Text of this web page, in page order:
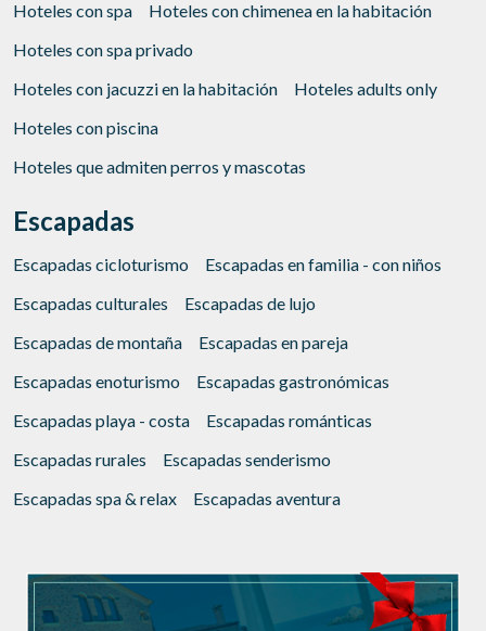
Hoteles con spa
Hoteles con chimenea en la habitación
Hoteles con spa privado
Hoteles con jacuzzi en la habitación
Hoteles adults only
Hoteles con piscina
Hoteles que admiten perros y mascotas
Escapadas
Escapadas cicloturismo
Escapadas en familia - con niños
Escapadas culturales
Escapadas de lujo
Escapadas de montaña
Escapadas en pareja
Escapadas enoturismo
Escapadas gastronómicas
Escapadas playa - costa
Escapadas románticas
Escapadas rurales
Escapadas senderismo
Escapadas spa & relax
Escapadas aventura